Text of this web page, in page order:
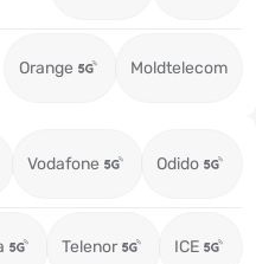
Orange Moldtelecom
Vodafone Odido
Telenor ICE